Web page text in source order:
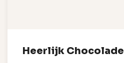
Heerlijk Chocolade